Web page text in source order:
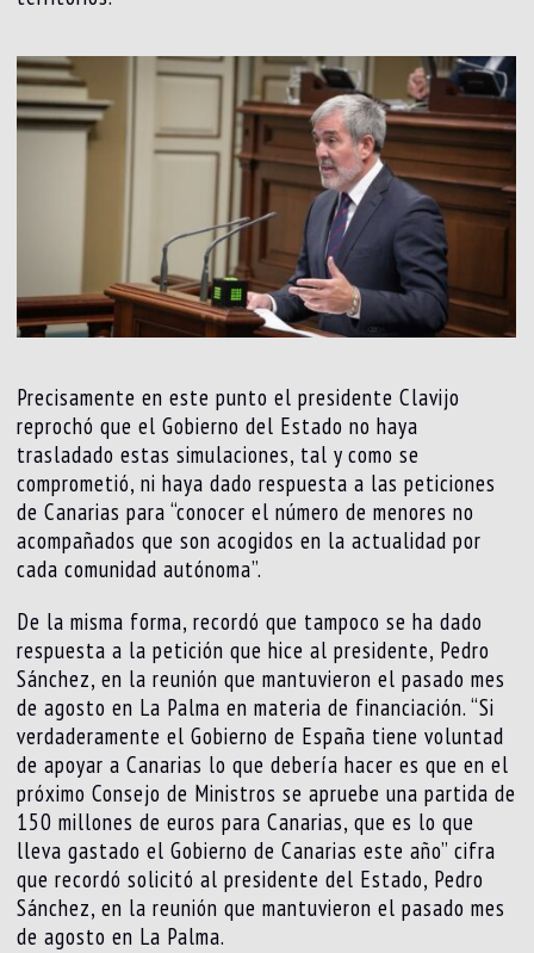
Precisamente en este punto el presidente Clavijo
reprochó que el Gobierno del Estado no haya
trasladado estas simulaciones, tal y como se
comprometió, ni haya dado respuesta a las peticiones
de Canarias para “conocer el número de menores no
acompañados que son acogidos en la actualidad por
cada comunidad autónoma”.
De la misma forma, recordó que tampoco se ha dado
respuesta a la petición que hice al presidente, Pedro
Sánchez, en la reunión que mantuvieron el pasado mes
de agosto en La Palma en materia de financiación. “Si
verdaderamente el Gobierno de España tiene voluntad
de apoyar a Canarias lo que debería hacer es que en el
próximo Consejo de Ministros se apruebe una partida de
150 millones de euros para Canarias, que es lo que
lleva gastado el Gobierno de Canarias este año” cifra
que recordó solicitó al presidente del Estado, Pedro
Sánchez, en la reunión que mantuvieron el pasado mes
de agosto en La Palma.